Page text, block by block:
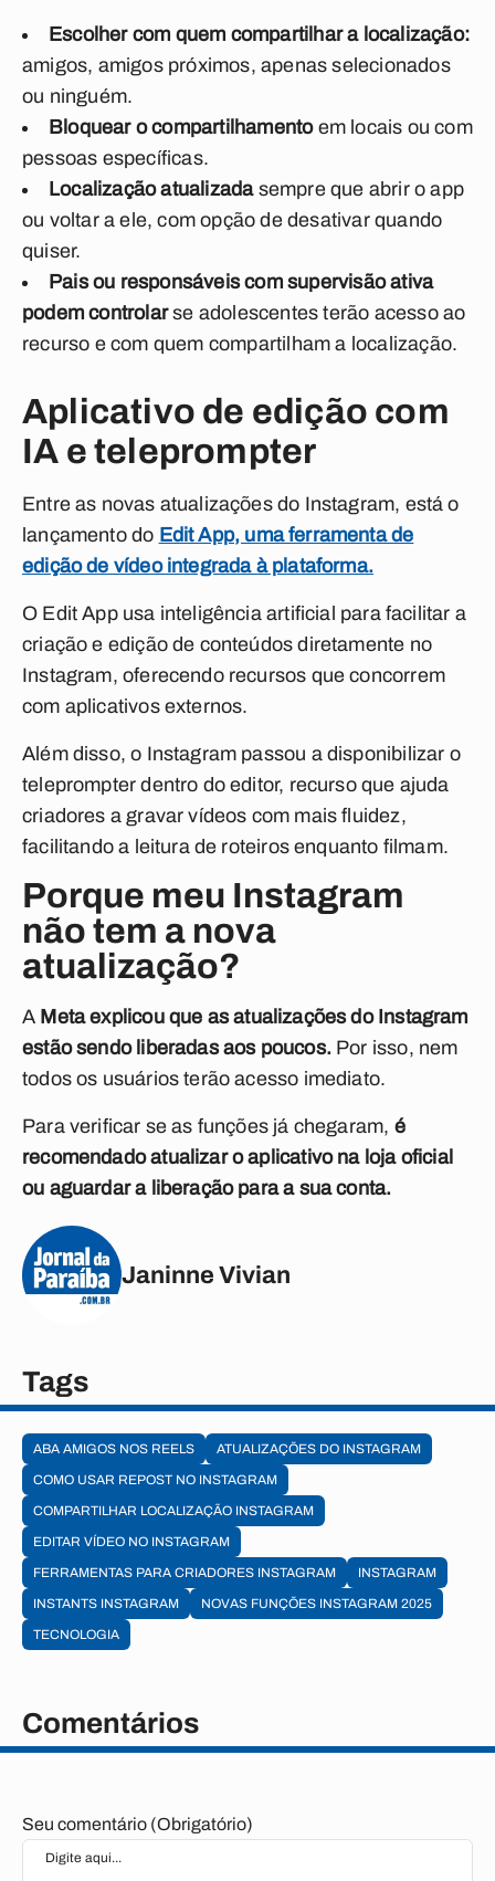
Escolher com quem compartilhar a localização:
amigos, amigos próximos, apenas selecionados
ou ninguém.
Bloquear o compartilhamento em locais ou com
pessoas específicas.
Localização atualizadasempre que abrir o app
ou voltar a ele, com opção de desativar quando
quiser.
Pais ou responsáveis com supervisão ativa
podem controlarse adolescentes terão acesso ao
recurso e com quem compartilham a localização.
Aplicativo de edição com
IA e teleprompter
Entre as novas atualizações do Instagram, está o
lançamento do Edit App, uma ferramenta de
edição de vídeo integrada à plataforma.
O Edit App usa inteligência artificial para facilitar a
criação e edição de conteúdos diretamente no
Instagram, oferecendo recursos que concorrem
com aplicativos externos.
Além disso, o Instagram passou a disponibilizar o
teleprompter dentro do editor, recurso que ajuda
criadores a gravar vídeos com mais fluidez,
facilitando a leitura de roteiros enquanto filmam.
Porque meu Instagram
não tem a nova
atualização?
A Meta explicou que as atualizações do Instagram
estão sendo liberadas aos poucos.Por isso, nem
todos os usuários terão acesso imediato.
Para verificar se as funções já chegaram, é
recomendado atualizar o aplicativo na loja oficial
ou aguardar a liberação para a sua conta.
Janinne Vivian
Tags
ABA AMIGOS NOS REELS
ATUALIZAÇÕES DO INSTAGRAM
COMO USAR REPOST NO INSTAGRAM
COMPARTILHAR LOCALIZAÇÃO INSTAGRAM
EDITAR VÍDEO NO INSTAGRAM
FERRAMENTAS PARA CRIADORES INSTAGRAM
INSTAGRAM
INSTANTS INSTAGRAM
NOVAS FUNÇÕES INSTAGRAM 2025
TECNOLOGIA
Comentários
Seu comentário (Obrigatório)